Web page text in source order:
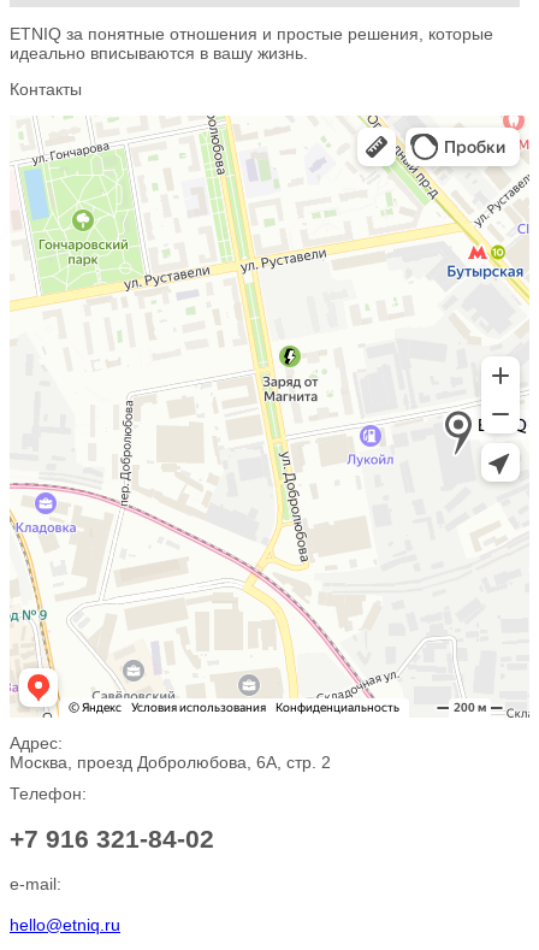
ETNIQ за понятные отношения и простые решения, которые
идеально вписываются в вашу жизнь.
Контакты
Адрес:
Москва, проезд Добролюбова, 6А, стр. 2
Телефон:
+7 916 321-84-02
e-mail:
hello@etniq.ru